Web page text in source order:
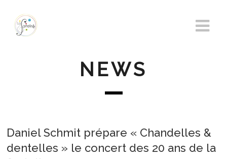
NEWS
Daniel Schmit prépare « Chandelles &
dentelles » le concert des 20 ans de la